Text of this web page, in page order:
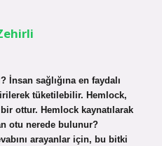
İnsan sağlığına en faydalı
tüketilebilir. Hemlock,
ottur. Hemlock kaynatılarak
otu nerede bulunur?
arayanlar için, bu bitki